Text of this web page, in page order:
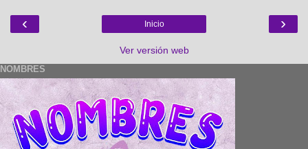
‹ ›
Inicio
Ver versión web
NOMBRES